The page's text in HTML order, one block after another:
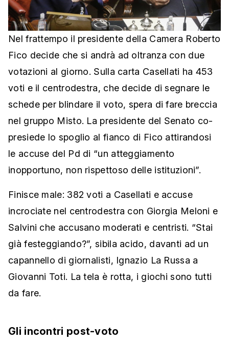
Nel frattempo il presidente della Camera Roberto
Fico decide che si andrà ad oltranza con due
votazioni al giorno. Sulla carta Casellati ha 453
voti e il centrodestra, che decide di segnare le
schede per blindare il voto, spera di fare breccia
nel gruppo Misto. La presidente del Senato co-
presiede lo spoglio al fianco di Fico attirandosi
le accuse del Pd di “un atteggiamento
inopportuno, non rispettoso delle istituzioni”.
Finisce male: 382 voti a Casellati e accuse
incrociate nel centrodestra con Giorgia Meloni e
Salvini che accusano moderati e centristi. “Stai
già festeggiando?”, sibila acido, davanti ad un
capannello di giornalisti, Ignazio La Russa a
Giovanni Toti. La tela è rotta, i giochi sono tutti
da fare.
Gli incontri post-voto